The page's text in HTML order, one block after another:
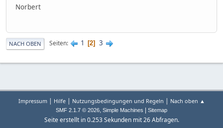
Norbert
NACH OBEN Seiten 1 2 3
Impressum| Hilfe| Nutzungsbedingungen und Regeln | Nach oben ▲
SMF 2.1.7 © 2026, Simple Machines Sitemap
Seite erstellt in 0.253 Sekunden mit 26 Abfragen.